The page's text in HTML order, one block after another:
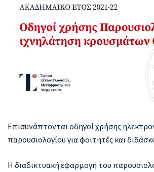
Επισυνάπτονται οδηγοί χρήσης
παρουσιολογίου για φοιτητές και
Η διαδικτυακή εφαρμογή του